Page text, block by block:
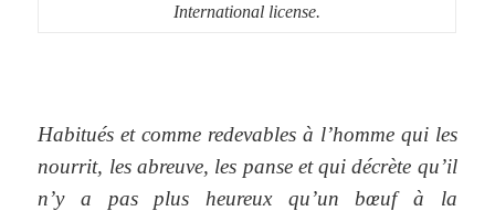
International license.
Habitués et comme redevables à l’homme qui les
nourrit, les abreuve, les panse et qui décrète qu’il
n’y a pas plus heureux qu’un bœuf à la